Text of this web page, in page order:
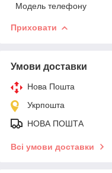
Модель телефону
Приховати
Умови доставки
Нова Пошта
Укрпошта
НОВА ПОШТА
Всі умови доставки